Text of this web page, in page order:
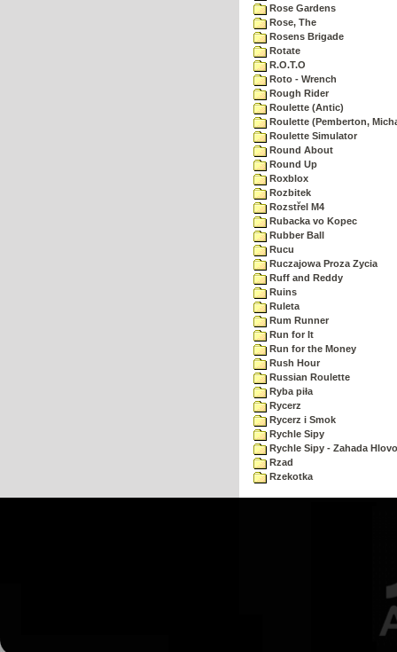
Rose Gardens
Rose, The
Rosens Brigade
Rotate
R.O.T.O
Roto - Wrench
Rough Rider
Roulette (Antic)
Roulette (Pemberton,
Roulette Simulator
Round About
Round Up
Roxblox
Rozbitek
Rozstřel M4
Rubacka vo Kopec
Rubber Ball
Rucu
Ruczajowa Proza Zycia
Ruff and Reddy
Ruins
Ruleta
Rum Runner
Run for It
Run for the Money
Rush Hour
Russian Roulette
Ryba piła
Rycerz
Rycerz i Smok
Rychle Sipy
Rychle Sipy - Zahada
Rzad
Rzekotka